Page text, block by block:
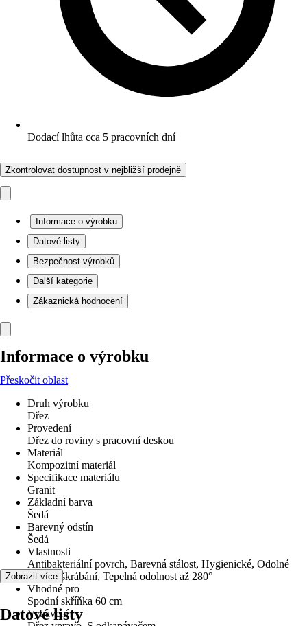
Dodací lhůta cca 5 pracovních dní
Zkontrolovat dostupnost v nejbližší prodejně
Informace o výrobku
Datové listy
Bezpečnost výrobků
Další kategorie
Zákaznická hodnocení
Informace o výrobku
Přeskočit oblast
Druh výrobku
Dřez
Provedení
Dřez do roviny s pracovní deskou
Materiál
Kompozitní materiál
Specifikace materiálu
Granit
Základní barva
Šedá
Barevný odstín
Šedá
Vlastnosti
Antibakteriální povrch, Barevná stálost, Hygienické, Odolné
proti poškrábání, Tepelná odolnost až 280°
Vhodné pro
Spodní skříňka 60 cm
Vybavení
Zobrazit více
Datové listy